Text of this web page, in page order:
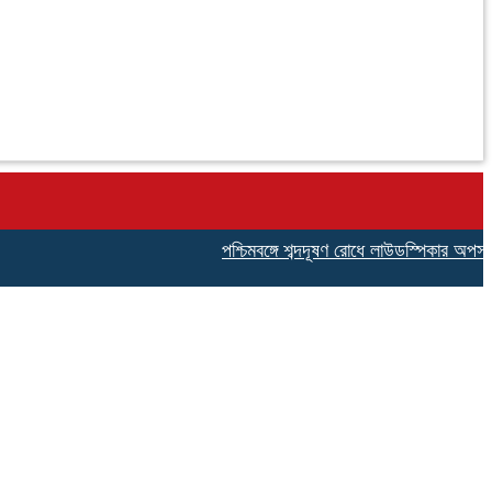
পশ্চিমবঙ্গে শব্দদূষণ রোধে লাউডস্পিকার অপসারণ,